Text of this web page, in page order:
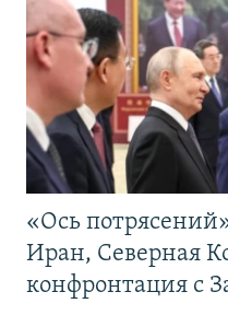
«Ось
Иран, Северная
конфронтация с